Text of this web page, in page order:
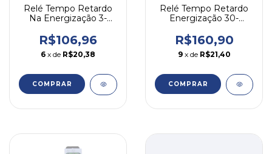
Relé Tempo Retardo
Na Energização 3-
Weg
R$106,96
6 x de R$20,38
COMPRAR
Relé Tempo Retardo
Energização 30-
Rtw17 Weg
R$160,90
9 x de R$21,40
COMPRAR